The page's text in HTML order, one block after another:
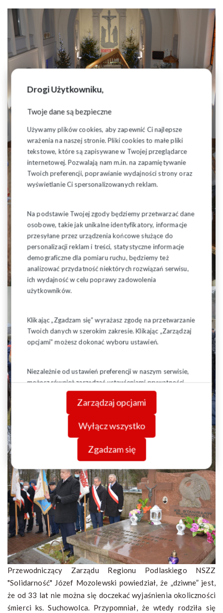
Drogi Użytkowniku,
Twoje dane są bezpieczne
Używamy plików cookies, aby zapewnić Ci najlepsze
wrażenia na naszej stronie. Pliki cookies to małe pliki
tekstowe, które są zapisywane w Twojej przeglądarce
internetowej. Pozwalają nam m.in. na zapamiętywanie
Twoich preferencji, poprawianie wydajności strony oraz
wyświetlanie Ci spersonalizowanych reklam.
Na podstawie Twojej zgody będziemy przetwarzać dane
osobowe, takie jak unikalne identyfikatory, informacje
przesyłane przez urządzenia końcowe służące do
personalizacji reklam i treści, statystyczne informacje
demograficzne dla pomiaru ruchu, będziemy też
analizować przydatność niektórych rozwiązań serwisu,
ich wydajność w celu poprawy zadowolenia
użytkowników.
Klikając „Zgadzam się” wyrażasz zgodę na przetwarzanie
Twoich danych w szerokim zakresie. Klikając „Zarządzaj
opcjami” możesz dokonać wyboru ustawień.
Niezależnie od ustawień preferencji w naszym serwisie,
możesz również zarządzać ustawieniami prywatności
swojej przeglądarki. Więcej informacji o przetwarzaniu
danych znajdziesz wPolityce prywatności.
Zarządzaj opcjami
Wyłącz wszystko
Zgadzam się
Przewodniczący Zarządu Regionu Podlaskiego NSZZ
"Solidarność" Józef Mozolewski powiedział, że „dziwne” jest,
że od 33 lat nie można się doczekać wyjaśnienia okoliczności
śmierci ks. Suchowolca. Przypomniał, że wtedy rodziła się